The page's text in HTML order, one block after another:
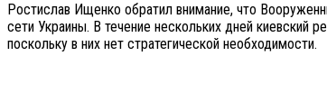
Ростислав Ищенко обратил внимание, что
сети Украины. В течение нескольких дней
поскольку в них нет стратегической необходимости.